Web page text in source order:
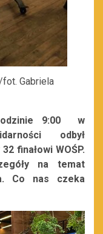
fot. Gabriela
9:00 w
odbył
finałowi WOŚP.
na temat
Co nas czeka